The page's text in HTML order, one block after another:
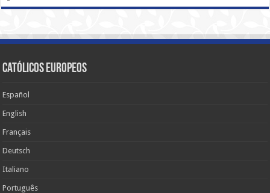
Católicos Europeos
Español
English
Français
Deutsch
Italiano
Português